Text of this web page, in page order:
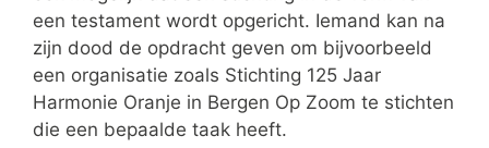
een testament wordt opgericht. Iemand kan na
zijn dood de opdracht geven om bijvoorbeeld
een organisatie zoals Stichting 125 Jaar
Harmonie Oranje in Bergen Op Zoom te stichten
die een bepaalde taak heeft.